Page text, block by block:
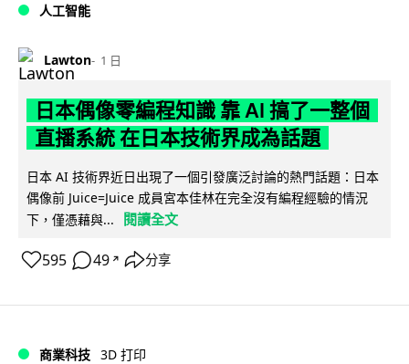
人工智能
Lawton 1 日
日本偶像零編程知識 靠 AI 搞了一整個
直播系統 在日本技術界成為話題
日本 AI 技術界近日出現了一個引發廣泛討論的熱門話題：日本
偶像前 Juice=Juice 成員宮本佳林在完全沒有編程經驗的情況
下，僅憑藉與...
閱讀全文
595 49 ↗ 分享
商業科技 3D 打印